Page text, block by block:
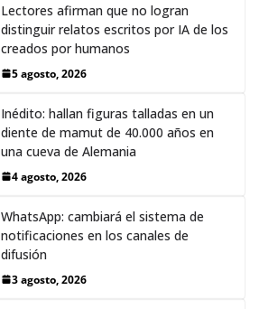
Lectores afirman que no logran
distinguir relatos escritos por IA de los
creados por humanos
5 agosto, 2026
Inédito: hallan figuras talladas en un
diente de mamut de 40.000 años en
una cueva de Alemania
4 agosto, 2026
WhatsApp: cambiará el sistema de
notificaciones en los canales de
difusión
3 agosto, 2026